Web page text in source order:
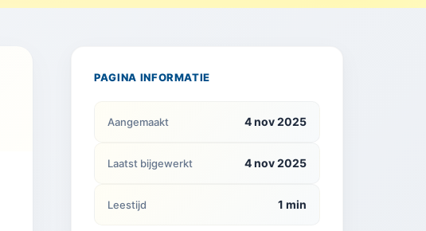
PAGINA INFORMATIE
Aangemaakt 4 nov 2025
Laatst bijgewerkt 4 nov 2025
Leestijd 1 min